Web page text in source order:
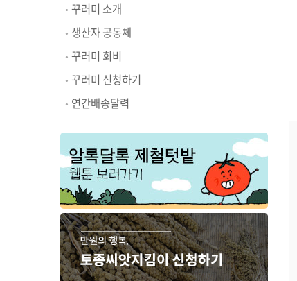
꾸러미 소개
생산자 공동체
꾸러미 회비
꾸러미 신청하기
연간배송달력
복연언니네 무농약 흑
찰 토마토
복연언니네 무농약 토
종 토마토
복연언니네 무농약 토
마토와 과일